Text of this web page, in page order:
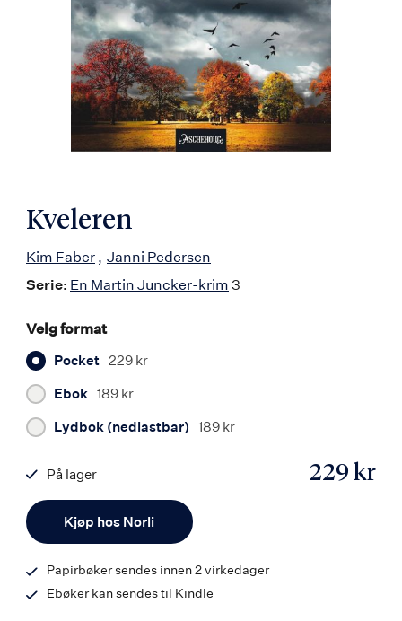
Kveleren
Kim Faber
Janni Pedersen
Serie: En Martin Juncker-krim 3
Velg format
Pocket 229 kr
Ebok 189 kr
Lydbok (nedlastbar) 189 kr
Kjøp hos Norli
229 kr
På lager
9788203379253
Papirbøker sendes innen 2 virkedager
Ebøker kan sendes til Kindle